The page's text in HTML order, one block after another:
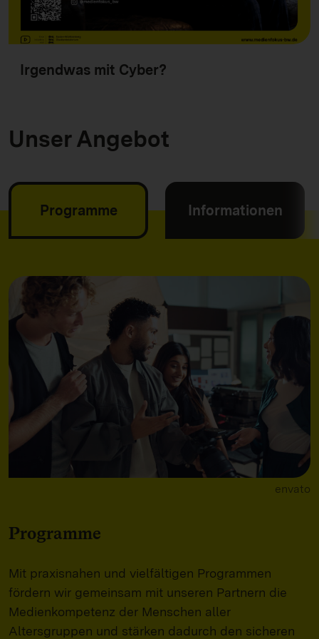
Irgendwas mit Cyber?
Unser Angebot
Programme Informationen
Programme
Mit praxisnahen und vielfältigen Programmen
fördern wir gemeinsam mit unseren Partnern die
Medienkompetenz der Menschen aller
Altersgruppen und stärken dadurch den sicheren
envato